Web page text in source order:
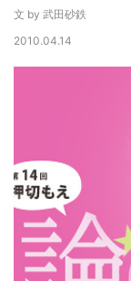
文 by 武田砂鉄
2010.04.14